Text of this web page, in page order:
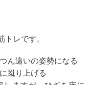
トレです。
ん這いの姿勢になる
蹴り上げる